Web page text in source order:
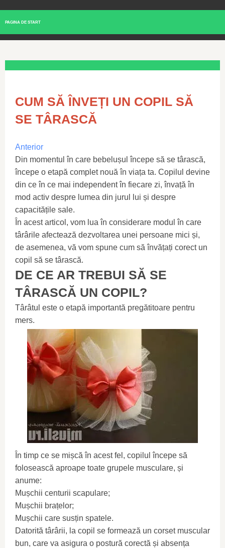
PAGINA DE START
CUM SĂ ÎNVEȚI UN COPIL SĂ
SE TÂRASCĂ
Anterior
Din momentul în care bebelușul începe să se târască,
începe o etapă complet nouă în viața ta. Copilul devine
din ce în ce mai independent în fiecare zi, învață în
mod activ despre lumea din jurul lui și despre
capacitățile sale.
În acest articol, vom lua în considerare modul în care
târârile afectează dezvoltarea unei persoane mici și,
de asemenea, vă vom spune cum să învățați corect un
copil să se târască.
DE CE AR TREBUI SĂ SE
TÂRASCĂ UN COPIL?
Târâtul este o etapă importantă pregătitoare pentru
mers.
În timp ce se mișcă în acest fel, copilul începe să
folosească aproape toate grupele musculare, și
anume:
Mușchii centurii scapulare;
Mușchii brațelor;
Mușchii care susțin spatele.
Datorită târârii, la copil se formează un corset muscular
bun, care va asigura o postură corectă și absența